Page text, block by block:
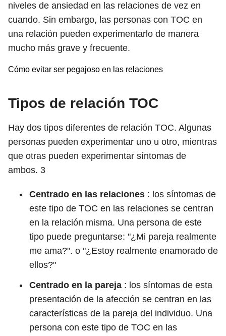
niveles de ansiedad en las relaciones de vez en
cuando. Sin embargo, las personas con TOC en
una relación pueden experimentarlo de manera
mucho más grave y frecuente.
Cómo evitar ser pegajoso en las relaciones
Tipos de relación TOC
Hay dos tipos diferentes de relación TOC. Algunas
personas pueden experimentar uno u otro, mientras
que otras pueden experimentar síntomas de
ambos. 3
Centrado en las relaciones : los síntomas de
este tipo de TOC en las relaciones se centran
en la relación misma. Una persona de este
tipo puede preguntarse: "¿Mi pareja realmente
me ama?". o "¿Estoy realmente enamorado de
ellos?"
Centrado en la pareja : los síntomas de esta
presentación de la afección se centran en las
características de la pareja del individuo. Una
persona con este tipo de TOC en las